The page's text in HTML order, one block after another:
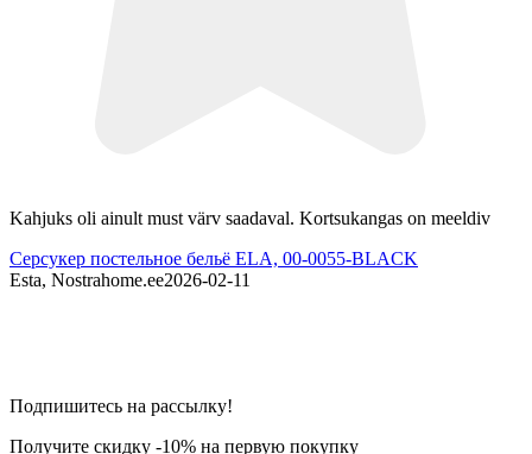
Kahjuks oli ainult must värv saadaval. Kortsukangas on meeldiv
Серсукер постельное бельё ELA, 00-0055-BLACK
Esta, Nostrahome.ee2026-02-11
Подпишитесь на рассылку!
Получите скидку -10% на первую покупку